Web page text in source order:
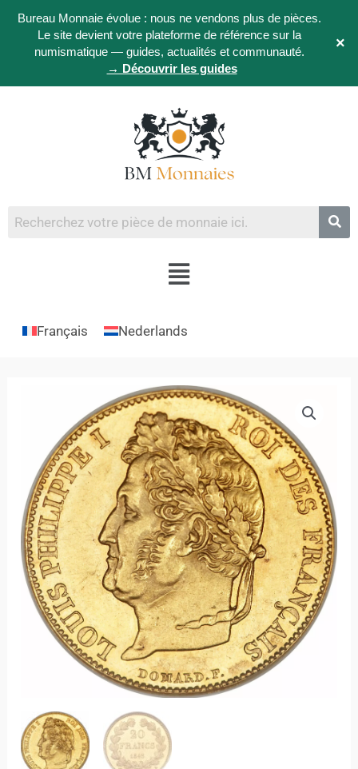
Bureau Monnaie évolue : nous ne vendons plus de pièces.
Le site devient votre plateforme de référence sur la
numismatique — guides, actualités et communauté.
→ Découvrir les guides
×
Français Nederlands